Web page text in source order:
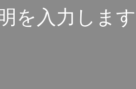
を入力し ます。